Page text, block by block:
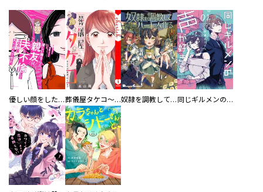
優しい顔をした親友は、夫と不倫して私の家に入り込んできた。 葬儀屋タケコ～あなたの最期、叶えます【電子単行本版】 奴隷を調教してハーレム作る 同じギルメンの声が好き